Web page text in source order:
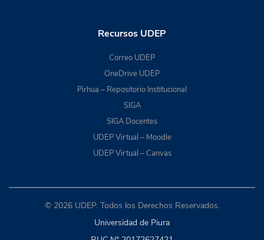
Recursos UDEP
Correo UDEP
OneDrive UDEP
Pirhua – Repositorio Institucional
SIGA
SIGA Docentes
UDEP Virtual – Moodle
UDEP Virtual – Canvas
© 2026 UDEP. Todos los Derechos Reservados.
Universidad de Piura